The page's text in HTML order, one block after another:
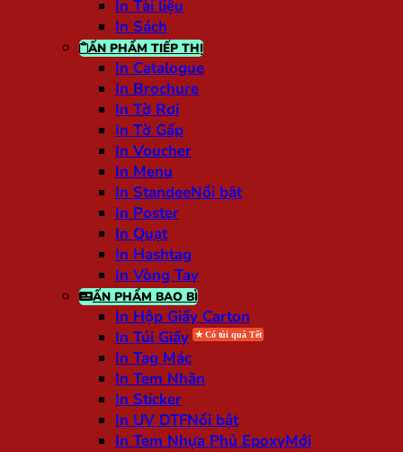
In Tài liệu
In Sách
ẤN PHẨM TIẾP THỊ
In Catalogue
In Brochure
In Tờ Rơi
In Tờ Gấp
In Voucher
In Menu
In Standee
In Poster
In Quạt
In Hashtag
In Vòng Tay
ẤN PHẨM BAO BÌ
In Hộp Giấy Carton
In Túi Giấy
In Tag Mác
In Tem Nhãn
In Sticker
In UV DTF
In Tem Nhựa Phủ Epoxy